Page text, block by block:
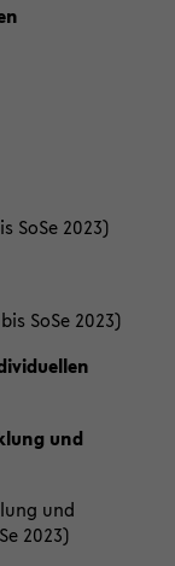
SoSe 2023)
SoSe 2023)
und
und
2023)